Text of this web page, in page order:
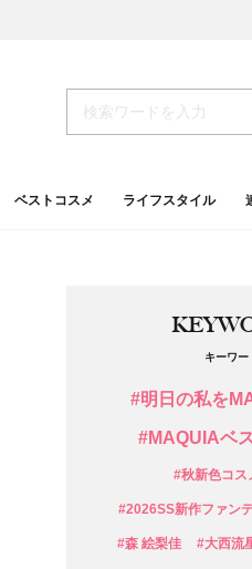
ベストコスメ ライフスタイル
キーワー
#明日の私を
#MAQUIAベ
#秋新色コス
#2026SS新作ファン
#森 絵梨佳 #大西流